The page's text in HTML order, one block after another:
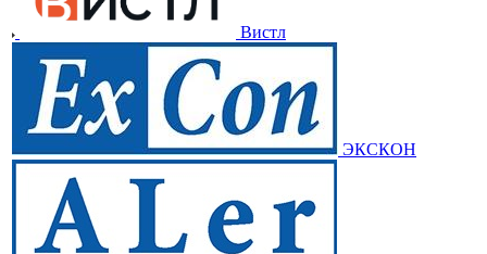
Вистл
ЭКСКОН